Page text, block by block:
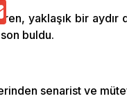
yaklaşık bir aydır
buldu.
senarist ve